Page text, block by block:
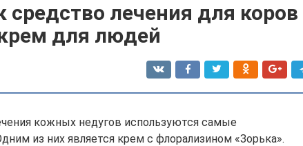
средство лечения для коров
для людей
кожных недугов используются самые
из них является крем с флорализином «Зорька».